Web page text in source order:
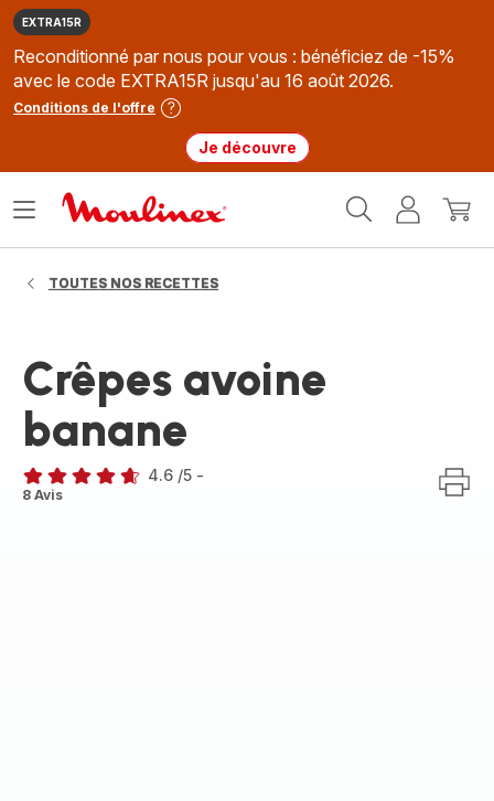
EXTRA15R
Reconditionné par nous pour vous : bénéficiez de -15%
avec le code EXTRA15R jusqu'au 16 août 2026.
Conditions de l'offre
Je découvre
MonMon
Ouvrir
TOUTES NOS RECETTES
Crêpes avoine
banane
ratings.4.6
4.6 /5 -
8 Avis